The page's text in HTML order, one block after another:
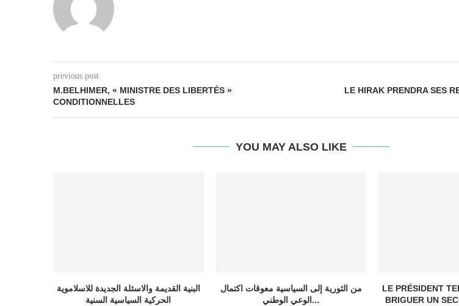
previous post
M.BELHIMER, « MINISTRE DES LIBERTÉS »
CONDITIONNELLES
LE HIRAK PRENDRA SES
YOU MAY ALSO LIKE
البنية القديمة والاسئلة الجديدة للاسلاموية
الحركية السياسية السنية
من الثورية إلى السياسية معوقات اكتمال
الوعي الوطني...
LE PRÉSIDENT
BRIGUER UN